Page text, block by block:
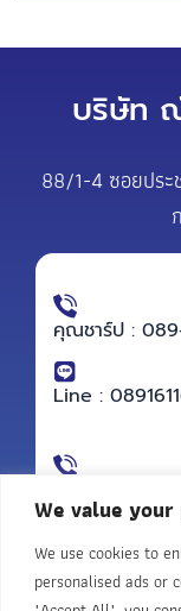
We value
We use cookies to
personalised ads or
บริษัท
88/1-4 ซอยประ
คุณชาร์ป :
Line :
Line :